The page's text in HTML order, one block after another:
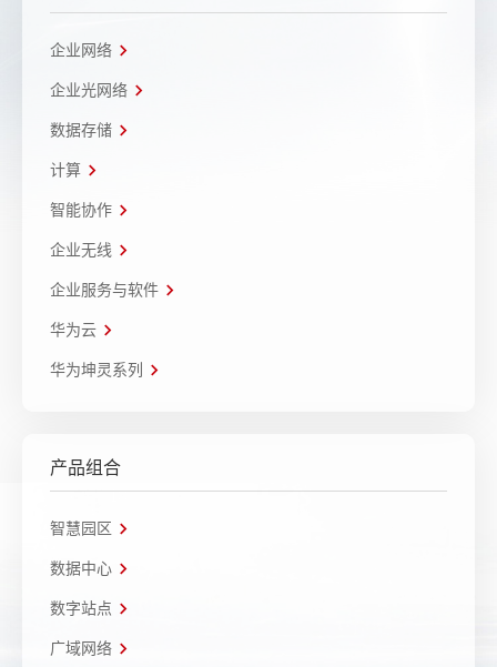
企业网络
企业光网络
数据存储
计算
智能协作
企业无线
企业服务与软件
华为云
华为坤灵系列
产品组合
智慧园区
数据中心
数字站点
广域网络